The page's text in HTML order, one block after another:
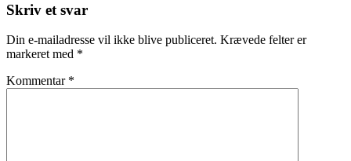
Skriv et svar
Din e-mailadresse vil ikke blive publiceret. Krævede felter er
markeret med *
Kommentar *